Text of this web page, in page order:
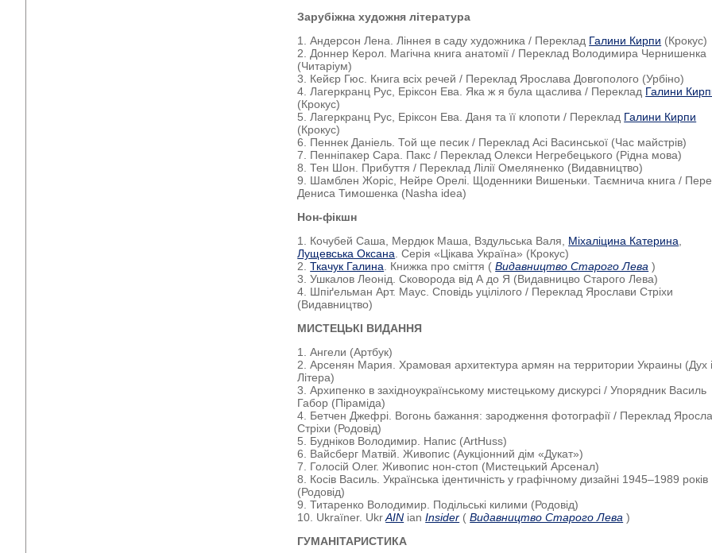
Зарубіжна художня література
1. Андерсон Лена. Ліннея в саду художника / Переклад Галини Кирпи (Крокус)
2. Доннер Керол. Магічна книга анатомії / Переклад Володимира Чернишенка
(Читаріум)
3. Кейєр Гюс. Книга всіх речей / Переклад Ярослава Довгополого (Урбіно)
4. Лагеркранц Рус, Еріксон Ева. Яка ж я була щаслива / Переклад Галини
(Крокус)
5. Лагеркранц Рус, Еріксон Ева. Даня та її клопоти / Переклад Галини Кирпи
(Крокус)
6. Пеннек Даніель. Той ще песик / Переклад Асі Васинської (Час майстрів)
7. Пенніпакер Сара. Пакс / Переклад Олекси Негребецького (Рідна мова)
8. Тен Шон. Прибуття / Переклад Лілії Омеляненко (Видавництво)
9. Шамблен Жоріс, Нейре Орелі. Щоденники Вишеньки. Таємнича книга /
Дениса Тимошенка (Nasha idea)
Нон-фікшн
1. Кочубей Саша, Мердюк Маша, Вздульська Валя, Міхаліцина Катерина
Лущевська Оксана . Серія «Цікава Україна» (Крокус)
2.Ткачук Галина . Книжка про сміття ( Видавництво Старого Лева )
3. Ушкалов Леонід. Сковорода від А до Я (Видавницво Старого Лева)
4. Шпіґельман Арт. Маус. Сповідь уцілілого / Переклад Ярослави Стріхи
(Видавництво)
МИСТЕЦЬКІ ВИДАННЯ
1. Ангели (Артбук)
2. Арсенян Мария. Храмовая архитектура армян на территории Украины (Дух і
Літера)
3. Архипенко в західноукраїнському мистецькому дискурсі / Упорядник Василь
Габор (Піраміда)
4. Бетчен Джефрі. Вогонь бажання: зародження фотографії / Переклад
Стріхи (Родовід)
5. Будніков Володимир. Напис (ArtHuss)
6. Вайсберг Матвій. Живопис (Аукціонний дім «Дукат»)
7. Голосій Олег. Живопис нон-стоп (Мистецький Арсенал)
8. Косів Василь. Українська ідентичність у графічному дизайні 1945–1989 років
(Родовід)
9. Титаренко Володимир. Подільські килими (Родовід)
10. Ukraїner. UkrAIN ianInsider ( Видавництво Старого Лева )
ГУМАНІТАРИСТИКА